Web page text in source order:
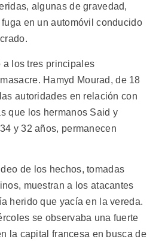
algunas de gravedad,
en un automóvil conducido
a los tres principales
Hamyd Mourad, de 18
autoridades en relación con
que los hermanos Said y
y 32 años, permanecen
de los hechos, tomadas
muestran a los atacantes
herido que yacía en la vereda.
se observaba una fuerte
la capital francesa en busca de